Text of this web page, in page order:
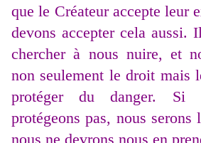
que le Créateur accepte leur
devons accepter cela aussi.
chercher à nous nuire, et
non seulement le droit mais
protéger du danger. Si
protégeons pas, nous
nous ne devrons nous en